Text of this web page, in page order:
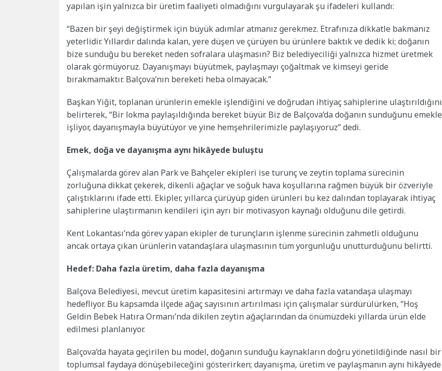
yapılan işin yalnızca bir üretim faaliyeti olmadığını vurgulayarak şu ifadeleri kullandı:
“Bazen bir şeyi değiştirmek için büyük adımlar atmanız gerekmez. Etrafınıza dikkatle bakmanız
yeterlidir. Yıllardır dalında kalan, yere düşen ve çürüyen bu ürünlere baktık ve dedik ki; doğanın
bize sunduğu bu bereket neden sofralara ulaşmasın? Biz belediyeciliği yalnızca hizmet üretmek
olarak görmüyoruz. Dayanışmayı büyütmek, paylaşmayı çoğaltmak ve kimseyi geride
bırakmamaktır. Balçova’nın bereketi heba olmayacak.”
Başkan Yiğit, toplanan ürünlerin emekle işlendiğini ve doğrudan ihtiyaç sahiplerine ulaştırıldığını
belirterek, “Bir lokma paylaşıldığında bereket büyür. Biz de Balçova’da doğanın sunduğunu emekle
işliyor, dayanışmayla büyütüyor ve yine hemşehrilerimizle paylaşıyoruz” dedi.
Emek, doğa ve dayanışma aynı hikâyede buluştu
Çalışmalarda görev alan Park ve Bahçeler ekipleri ise turunç ve zeytin toplama sürecinin
zorluğuna dikkat çekerek, dikenli ağaçlar ve soğuk hava koşullarına rağmen büyük bir özveriyle
çalıştıklarını ifade etti. Ekipler, yıllarca çürüyüp giden ürünleri bu kez dalından toplayarak ihtiyaç
sahiplerine ulaştırmanın kendileri için ayrı bir motivasyon kaynağı olduğunu dile getirdi.
Kent Lokantası’nda görev yapan ekipler de turunçların işlenme sürecinin zahmetli olduğunu
ancak ortaya çıkan ürünlerin vatandaşlara ulaşmasının tüm yorgunluğu unutturduğunu belirtti.
Hedef: Daha fazla üretim, daha fazla dayanışma
Balçova Belediyesi, mevcut üretim kapasitesini artırmayı ve daha fazla vatandaşa ulaşmayı
hedefliyor. Bu kapsamda ilçede ağaç sayısının artırılması için çalışmalar sürdürülürken, “Hoş
Geldin Bebek Hatıra Ormanı’nda dikilen zeytin ağaçlarından da önümüzdeki yıllarda ürün elde
edilmesi planlanıyor.
Balçova’da hayata geçirilen bu model, doğanın sunduğu kaynakların doğru yönetildiğinde nasıl bir
toplumsal faydaya dönüşebileceğini gösterirken; dayanışma, üretim ve paylaşmanın aynı hikâyede